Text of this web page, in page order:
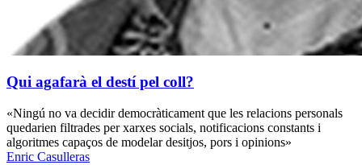
Qui agafarà el destí pel coll?
«Ningú no va decidir democràticament que les relacions personals
quedarien filtrades per xarxes socials, notificacions constants i
algoritmes capaços de modelar desitjos, pors i opinions»
Enric Casulleras